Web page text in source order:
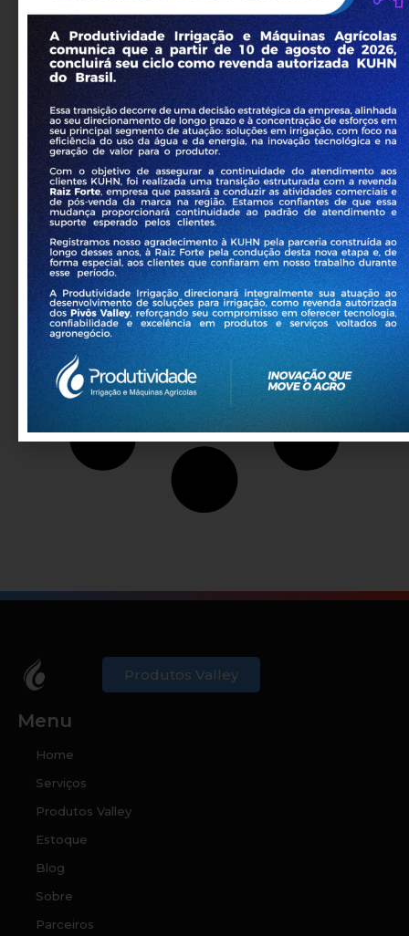
Aspersores Nelson ®
Aspersores,Valley
Produtos Valley
Menu
Home
Serviços
Produtos Valley
Estoque
Blog
Sobre
Parceiros